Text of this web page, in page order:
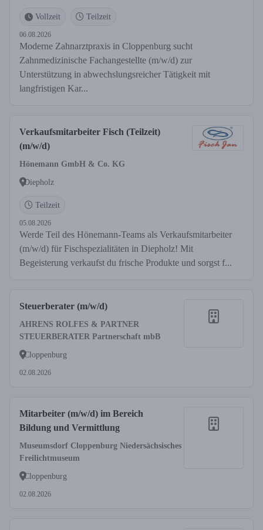
Vollzeit Teilzeit
06.08.2026
Moderne Zahnarztpraxis in Cloppenburg sucht
Zahnmedizinische Fachangestellte (m/w/d) zur
Unterstützung in abwechslungsreicher Tätigkeit mit
langfristigen Kar...
Verkaufsmitarbeiter Fisch (Teilzeit)
(m/w/d)
Hönemann GmbH & Co. KG
Diepholz
Teilzeit
05.08.2026
Werde Teil des Hönemann-Teams als Verkaufsmitarbeiter
(m/w/d) für Fischspezialitäten in Diepholz! Mit
Begeisterung verkaufst du frische Produkte und sorgst f...
Steuerberater (m/w/d)
AHRENS ROLFES & PARTNER
STEUERBERATER Partnerschaft mbB
Cloppenburg
02.08.2026
Mitarbeiter (m/w/d) im Bereich
Bildung und Vermittlung
Museumsdorf Cloppenburg Niedersächsisches
Freilichtmuseum
Cloppenburg
02.08.2026